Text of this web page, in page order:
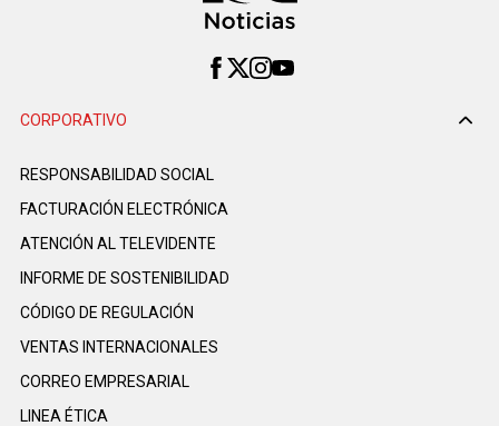
CORPORATIVO
RESPONSABILIDAD SOCIAL
FACTURACIÓN ELECTRÓNICA
ATENCIÓN AL TELEVIDENTE
INFORME DE SOSTENIBILIDAD
CÓDIGO DE REGULACIÓN
VENTAS INTERNACIONALES
CORREO EMPRESARIAL
LINEA ÉTICA